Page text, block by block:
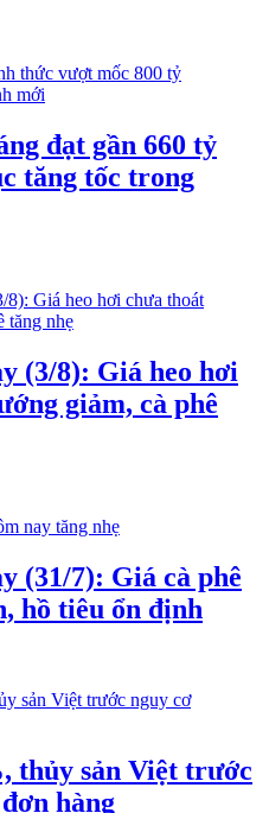
đạt gần 660 tỷ
tăng tốc trong
(3/8): Giá heo hơi
giảm, cà phê
(31/7): Giá cà phê
hồ tiêu ổn định
thủy sản Việt trước
hàng